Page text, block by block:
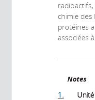
radioactifs,
chimie des
protéines
associées
Notes
1.